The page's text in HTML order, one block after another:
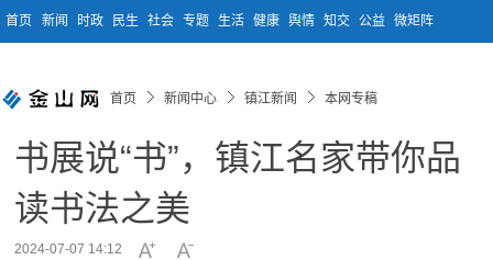
首页 新闻 时政 民生 社会 专题 生活 健康 舆情 知交 公益 微矩阵
首页 新闻中心 镇江新闻 本网专稿
书展说“书”，镇江名家带你品
读书法之美
2024-07-07 14:12